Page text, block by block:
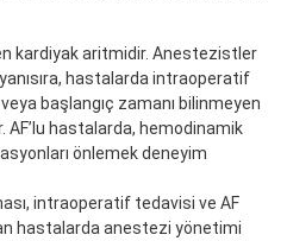
kardiyak aritmidir. Anestezistler
hastalarda intraoperatif
başlangıç zamanı bilinmeyen
AF’lu hastalarda, hemodinamik
önlemek deneyim
intraoperatif tedavisi ve AF
hastalarda anestezi yönetimi